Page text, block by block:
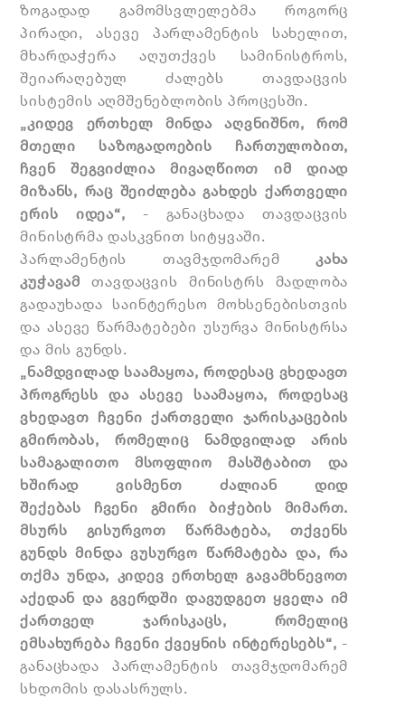
ზოგადადგამომსვლელებმა როგორც
პირადი, ასევე პარლამენტის სახელით,
მხარდაჭერა აღუთქვეს სამინისტროს,
შეიარაღებულ ძალებს თავდაცვის
სისტემის აღმშენებლობის პროცესში.
„კიდევ ერთხელ მინდა აღვნიშნო, რომ
მთელი საზოგადოების ჩართულობით,
ჩვენ შეგვიძლია მივაღწიოთ იმ დიად
მიზანს, რაც შეიძლება გახდეს ქართველი
ერის იდეა“, - განაცხადა თავდაცვის
მინისტრმა დასკვნით სიტყვაში.
პარლამენტის თავმჯდომარემკახა
კუჭავამ თავდაცვის მინისტრს მადლობა
გადაუხადა საინტერესომოხსენებისთვის
და ასევე წარმატებები უსურვა მინისტრსა
და მის გუნდს.
„ნამდვილად საამაყოა, როდესაც ვხედავთ
პროგრესს და ასევე საამაყოა, როდესაც
ვხედავთ ჩვენი ქართველი ჯარისკაცების
გმირობას, რომელიც ნამდვილად არის
სამაგალითო მსოფლიო მასშტაბით და
ხშირად ვისმენთ ძალიან დიდ
შექებას ჩვენი გმირი ბიჭების მიმართ.
მსურს გისურვოთ წარმატება, თქვენს
გუნდს მინდა ვუსურვო წარმატება და, რა
თქმა უნდა, კიდევ ერთხელ გავამხნევოთ
აქედან და გვერდში დავუდგეთ ყველა იმ
ქართველ ჯარისკაცს, რომელიც
ემსახურება ჩვენი ქვეყნის ინტერესებს“, -
განაცხადა პარლამენტის თავმჯდომარემ
სხდომის დასასრულს.